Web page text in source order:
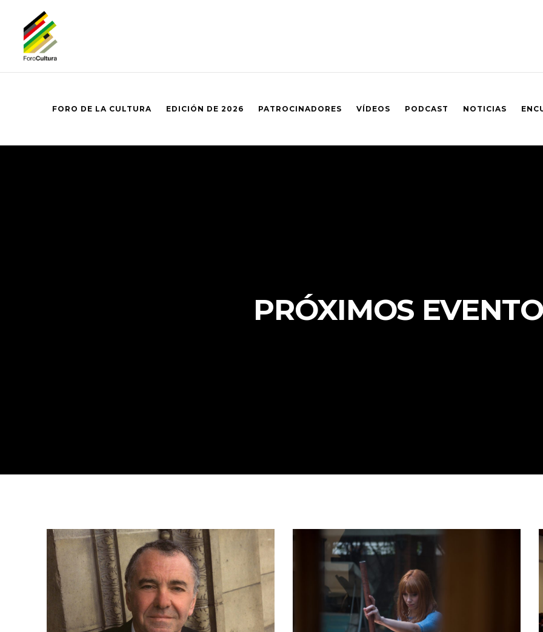
FORO DE LA CULTURA EDICIÓN DE 2026 PATROCINADORES VÍDEOS PODCAST NOTICIAS
PRÓXIMOS